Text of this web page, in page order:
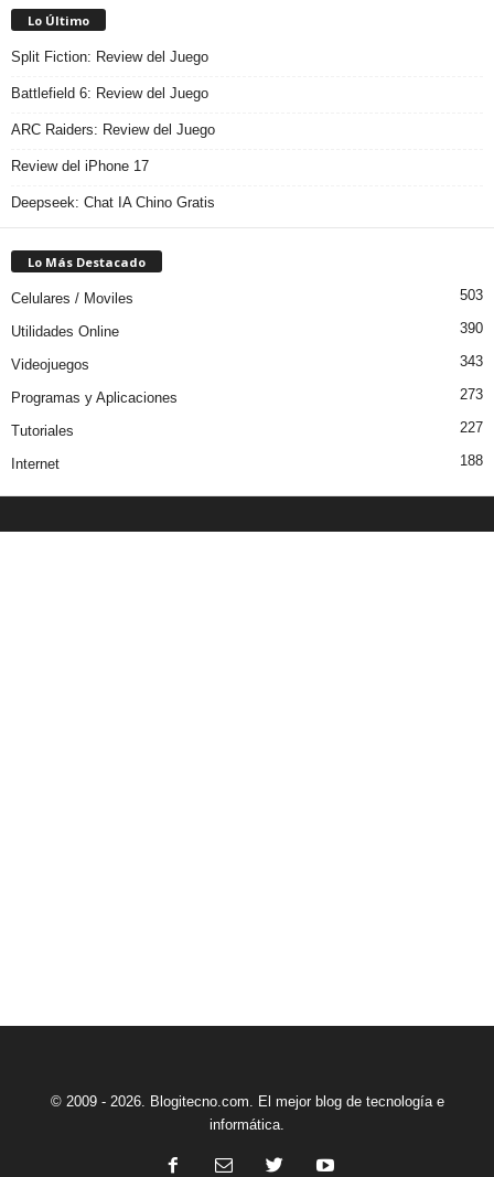
Lo Último
Split Fiction: Review del Juego
Battlefield 6: Review del Juego
ARC Raiders: Review del Juego
Review del iPhone 17
Deepseek: Chat IA Chino Gratis
Lo Más Destacado
Celulares / Moviles 503
Utilidades Online 390
Videojuegos 343
Programas y Aplicaciones 273
Tutoriales 227
Internet 188
© 2009 - 2026. Blogitecno.com. El mejor blog de tecnología e
informática.